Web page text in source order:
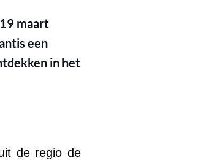
maart
een
in het
de regio de